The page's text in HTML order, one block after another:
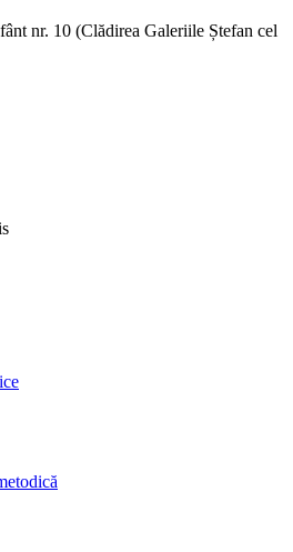
nr. 10 (Clădirea Galeriile Ștefan cel